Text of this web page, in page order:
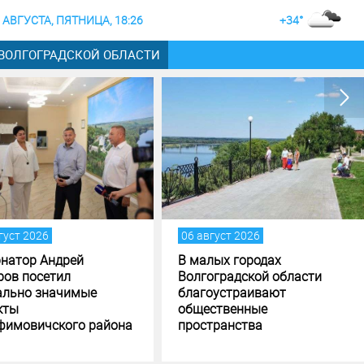
АВГУСТА, ПЯТНИЦА, 18:26 +34°
ОБЛАСТИ
2026
городах
области
05 август 2026
Андрей Бочаров поставил
задачи по исполнению и
формированию бюджета
Волгоградской области